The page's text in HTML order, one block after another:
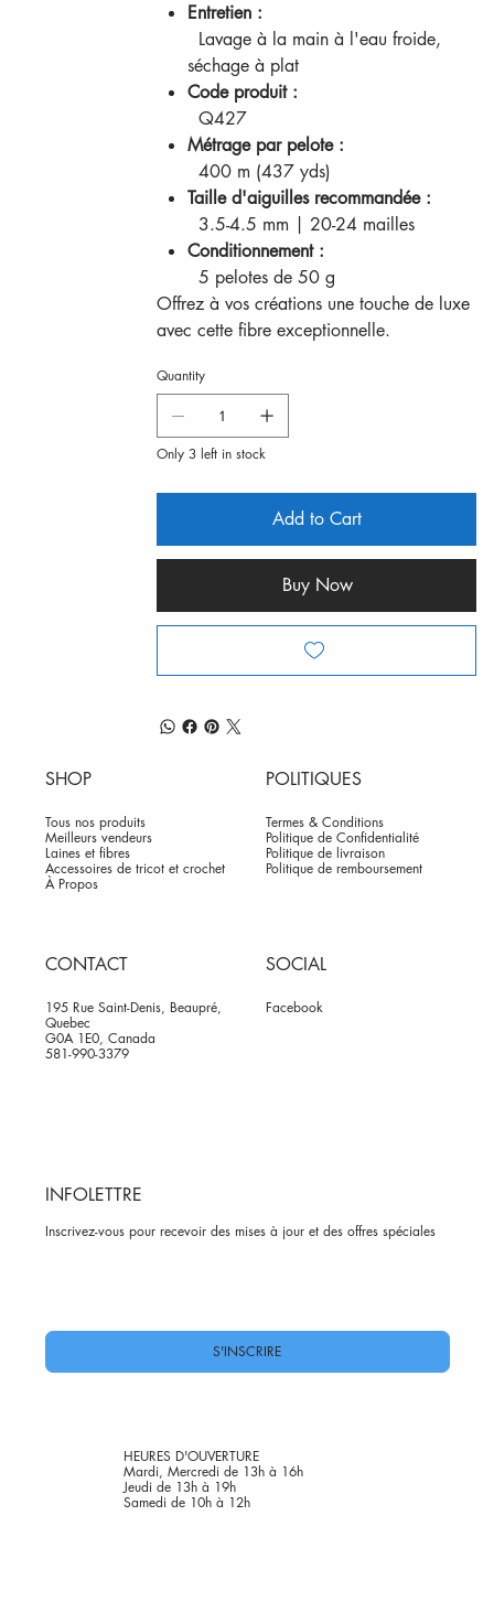
Entretien :
Lavage à la main à l'eau froide,
séchage à plat
Code produit :
Q427
Métrage par pelote :
400 m (437 yds)
Taille d'aiguilles recommandée :
3.5-4.5 mm | 20-24 mailles
Conditionnement :
5 pelotes de 50 g
Offrez à vos créations une touche de luxe
avec cette fibre exceptionnelle.
Quantity
Only 3 left in stock
Add to Cart
Buy Now
SHOP
Tous nos produits
Meilleurs vendeurs
Laines et fibres
Accessoires de tricot et crochet
À Propos
POLITIQUES
Termes & Conditions
Politique de Confidentialité
Politique de livraison
Politique de remboursement
CONTACT
195 Rue Saint-Denis, Beaupré,
Quebec
G0A 1E0, Canada
581-990-3379
SOCIAL
Facebook
INFOLETTRE
Inscrivez-vous pour recevoir des mises à jour et des offres spéciales
S'INSCRIRE
HEURES D'OUVERTURE
Mardi, Mercredi de 13h à 16h
Jeudi de 13h à 19h
Samedi de 10h à 12h